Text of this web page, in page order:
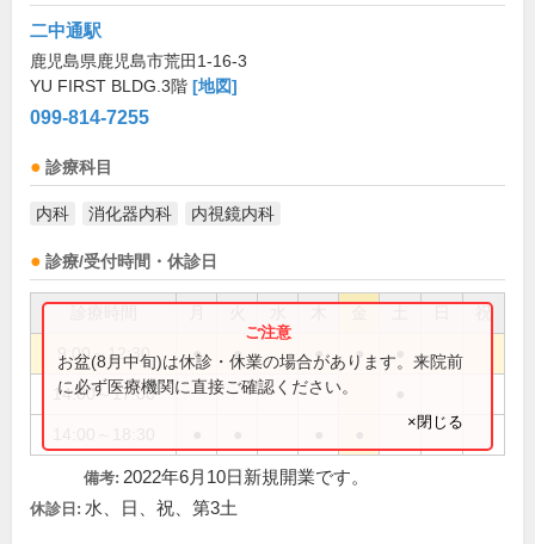
二中通駅
鹿児島県鹿児島市荒田1-16-3
YU FIRST BLDG.3階 [地図]
099-814-7255
診療科目
内科 消化器内科 内視鏡内科
診療/受付時間・休診日
祝
9:00～12:30 ● ● ● ●
14:00～17:00
お盆(8月中旬)は休診・休業の場合があります。来院前
に必ず医療機関に直接ご確認ください。
×閉じる
備考: 2022年6月10日新規開業です。
休診日: 水、日、祝、第3土